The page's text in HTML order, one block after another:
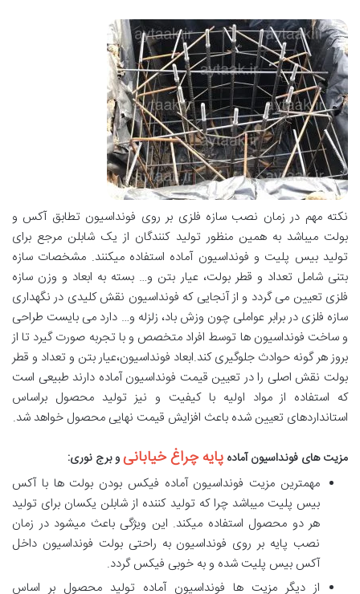
نکته مهم در زمان نصب سازه فلزی بر روی فونداسیون تطابق آکس و
بولت میباشد به همین منظور تولید کنندگان از یک شابلن مرجع برای
تولید بیس پلیت و فونداسیون آماده استفاده میکنند. مشخصات سازه
بتنی شامل تعداد و قطر بولت، عیار بتن و… بسته به ابعاد و وزن سازه
فلزی تعیین می گردد و از آنجایی که فونداسیون نقش کلیدی در نگهداری
سازه فلزی در برابر عواملی چون وزش باد، زلزله و… دارد می بایست طراحی
و ساخت فونداسیون ها توسط افراد متخصص و با تجربه صورت گیرد تا از
بروز هر گونه حوادث جلوگیری کند.ابعاد فونداسیون،عیار بتن و تعداد و قطر
بولت نقش اصلی را در تعیین قیمت فونداسیون آماده دارند طبیعی است
که استفاده از مواد اولیه با کیفیت و نیز تولید محصول براساس
استانداردهای تعیین شده باعث افزایش قیمت نهایی محصول خواهد شد.
مزیت های فونداسیون آماده پایه چراغ خیابانیو برج نوری:
مهمترین مزیت فونداسیون آماده فیکس بودن بولت ها با آکس
بیس پلیت میباشد چرا که تولید کننده از شابلن یکسان برای تولید
هر دو محصول استفاده میکند. این ویژگی باعث میشود در زمان
نصب پایه بر روی فونداسیون به راحتی بولت فونداسیون داخل
آکس بیس پلیت شده و به خوبی فیکس گردد.
از دیگر مزیت ها فونداسیون آماده تولید محصول بر اساس